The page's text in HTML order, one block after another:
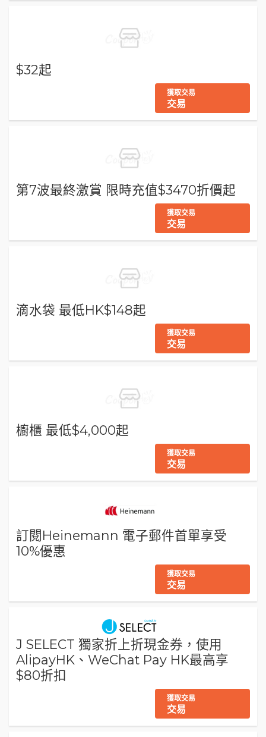
$32起
獲取交易
交易
第7波最終激賞 限時充值$3470折價起
獲取交易
交易
滴水袋 最低HK$148起
獲取交易
交易
櫥櫃 最低$4,000起
獲取交易
交易
訂閱Heinemann 電子郵件首單享受
10%優惠
獲取交易
交易
J SELECT 獨家折上折現金券，使用
AlipayHK、WeChat Pay HK最高享
$80折扣
獲取交易
交易